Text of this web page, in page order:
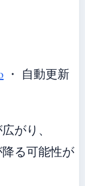
・ 自動更新
がり、
る可能性が